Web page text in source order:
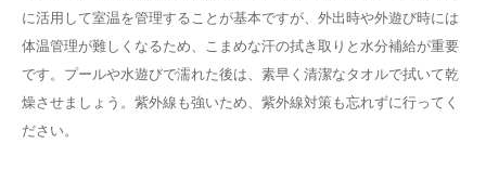
に活用して室温を管理することが基本ですが、外出時や外遊び時には
体温管理が難しくなるため、こまめな汗の拭き取りと水分補給が重要
です。プールや水遊びで濡れた後は、素早く清潔なタオルで拭いて乾
燥させましょう。紫外線も強いため、紫外線対策も忘れずに行ってく
ださい。